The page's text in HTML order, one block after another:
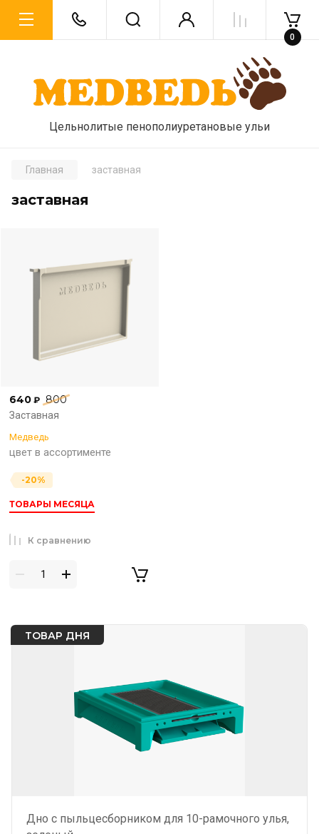
Цельнолитые пенополиуретановые ульи
0
ТОВАР ДНЯ
Дно с пыльцесборником для 10-рамочного улья,
Главная заставная
заставная
800
640 ₽
Заставная
Медведь
цвет в ассортименте
-20%
ТОВАРЫ МЕСЯЦА
К сравнению